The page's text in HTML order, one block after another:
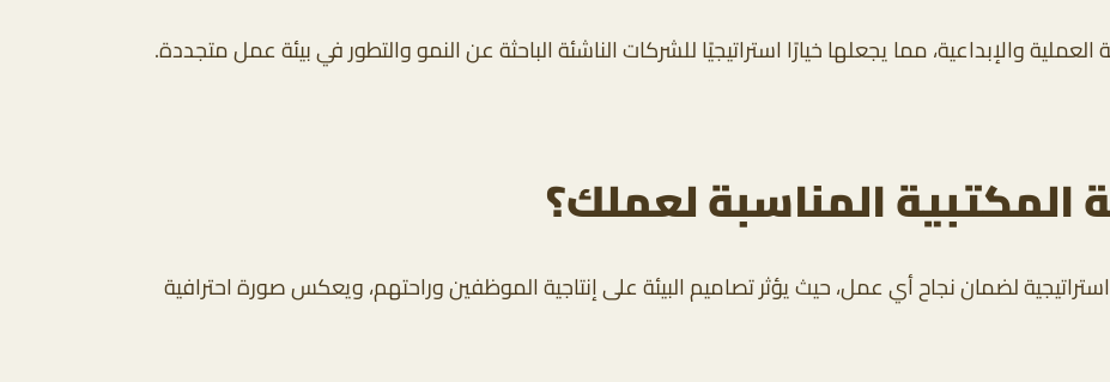
والإبداعية، مما يجعلها خيارًا استراتيجيًا للشركات الناشئة الباحثة عن النمو والتطور في بيئة عمل متجددة.
المكتبية المناسبة لعملك؟
لضمان نجاح أي عمل، حيث يؤثر تصاميم البيئة على إنتاجية الموظفين وراحتهم، ويعكس صورة احترافية